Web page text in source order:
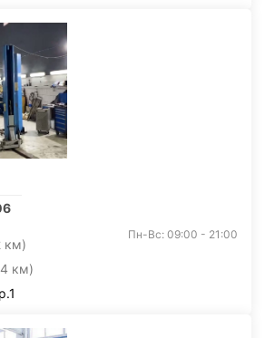
км)
км)
Пн-Вс: 09:00 - 21:00